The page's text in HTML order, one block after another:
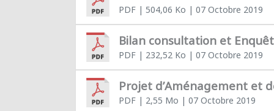
PDF| 504,06 Ko | 07 Octobre 2019
Bilan consultation et
PDF| 232,52 Ko | 07 Octobre 2019
Projet d’Aménagement et
PDF| 2,55 Mo | 07 Octobre 2019